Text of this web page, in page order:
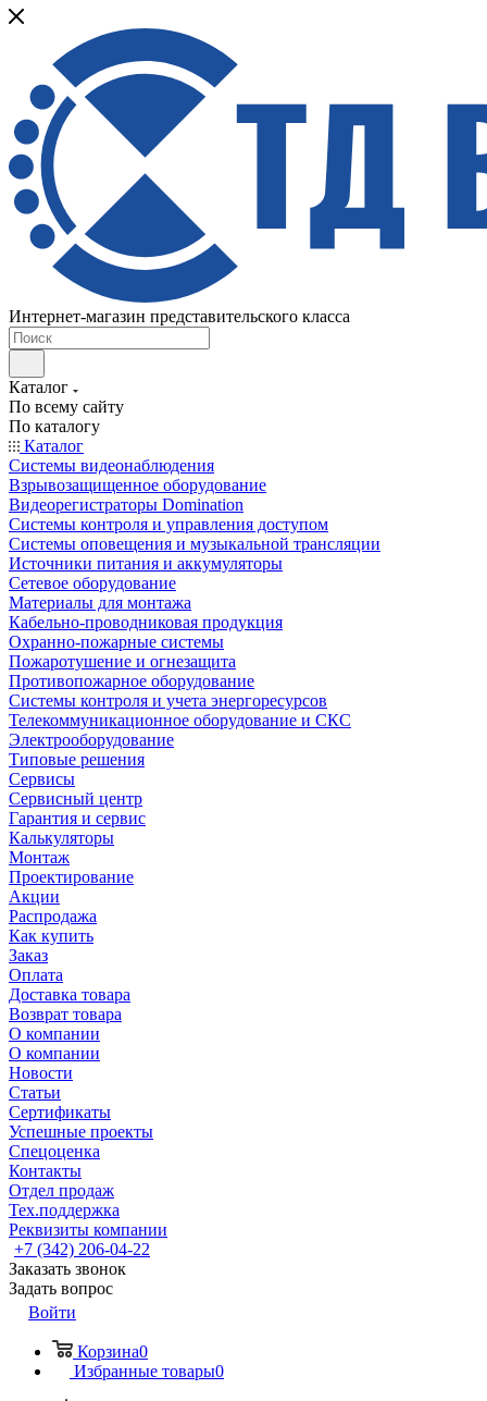
Интернет-магазин представительского класса
Каталог
По всему сайту
По каталогу
Каталог
Системы видеонаблюдения
Взрывозащищенное оборудование
Видеорегистраторы Domination
Системы контроля и управления доступом
Системы оповещения и музыкальной трансляции
Источники питания и аккумуляторы
Сетевое оборудование
Материалы для монтажа
Кабельно-проводниковая продукция
Охранно-пожарные системы
Пожаротушение и огнезащита
Противопожарное оборудование
Системы контроля и учета энергоресурсов
Телекоммуникационное оборудование и СКС
Электрооборудование
Типовые решения
Сервисы
Сервисный центр
Гарантия и сервис
Калькуляторы
Монтаж
Проектирование
Акции
Распродажа
Как купить
Заказ
Оплата
Доставка товара
Возврат товара
О компании
О компании
Новости
Статьи
Сертификаты
Успешные проекты
Спецоценка
Контакты
Отдел продаж
Тех.поддержка
Реквизиты компании
+7 (342) 206-04-22
Заказать звонок
Задать вопрос
Войти
Корзина0
Избранные товары0